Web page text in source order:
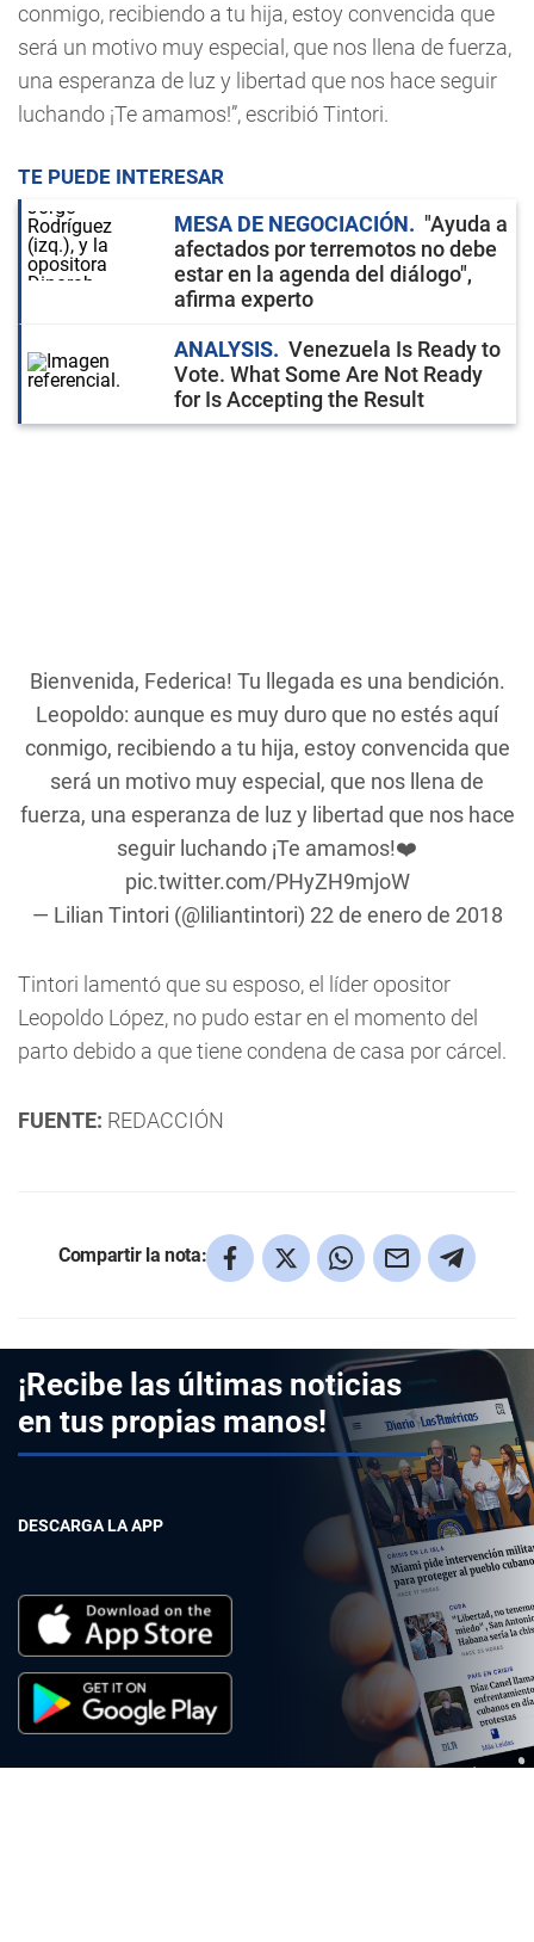
conmigo, recibiendo a tu hija, estoy convencida que
será un motivo muy especial, que nos llena de fuerza,
una esperanza de luz y libertad que nos hace seguir
luchando ¡Te amamos!”, escribió Tintori.
TE PUEDE INTERESAR
MESA DE NEGOCIACIÓN
"Ayuda a
afectados por terremotos no debe
estar en la agenda del diálogo",
afirma experto
ANALYSIS
Venezuela Is Ready to
Vote. What Some Are Not Ready
for Is Accepting the Result
Bienvenida, Federica! Tu llegada es una bendición.
Leopoldo: aunque es muy duro que no estés aquí
conmigo, recibiendo a tu hija, estoy convencida que
será un motivo muy especial, que nos llena de
fuerza, una esperanza de luz y libertad que nos hace
seguir luchando ¡Te amamos!❤️
pic.twitter.com/PHyZH9mjoW
— Lilian Tintori (@liliantintori) 22 de enero de 2018
Tintori lamentó que su esposo, el líder opositor
Leopoldo López, no pudo estar en el momento del
parto debido a que tiene condena de casa por cárcel.
FUENTE: REDACCIÓN
Compartir la nota:
¡Recibe las últimas noticias
en tus propias manos!
DESCARGA LA APP